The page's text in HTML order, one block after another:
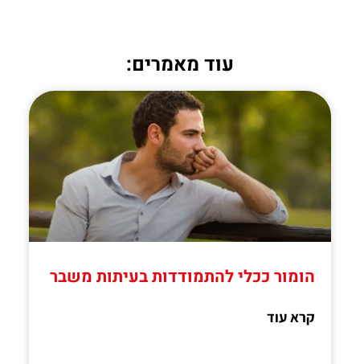
עוד מאמרים:
הומור ככלי להתמודדות בעיתות משבר
קרא עוד